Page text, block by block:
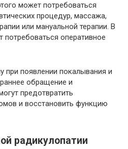
может потребоваться
процедур, массажа,
или мануальной терапии. В
потребоваться оперативное
при появлении покалывания и
обращение и
предотвратить
и восстановить функцию
радикулопатии